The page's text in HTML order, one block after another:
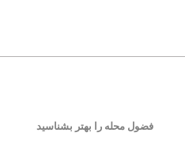
فضول محله را بهتر بشناسید